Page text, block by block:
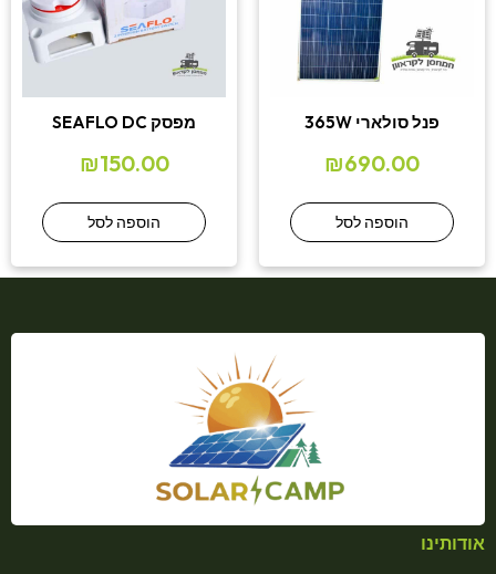
פנל סולארי 365W
₪690.00
הוספה לסל
מפסק SEAFLO DC
₪150.00
הוספה לסל
אודותינו